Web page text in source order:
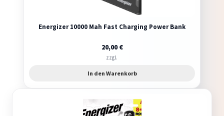
Energizer 10000 Mah Fast Charging Power Bank
20,00€
zzgl.
In den Warenkorb